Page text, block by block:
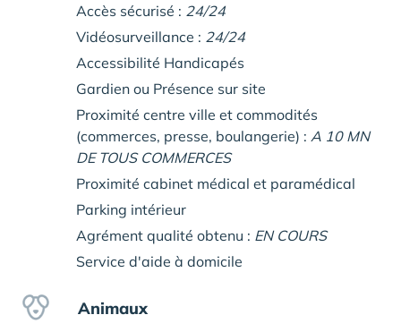
Accès sécurisé : 24/24
Vidéosurveillance : 24/24
Accessibilité Handicapés
Gardien ou Présence sur site
Proximité centre ville et commodités
(commerces, presse, boulangerie) : A 10 MN
DE TOUS COMMERCES
Proximité cabinet médical et paramédical
Parking intérieur
Agrément qualité obtenu : EN COURS
Service d'aide à domicile
Animaux